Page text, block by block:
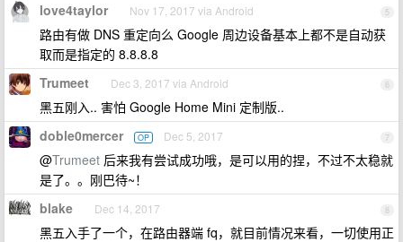
5
love4taylor Nov 17, 2017 via Android
路由有做 DNS 重定向么 Google 周边设备基本上都不是自动获
取而是指定的 8.8.8.8
6
Trumeet Dec 3, 2017 via Android
黑五刚入.. 害怕 Google Home Mini 定制版..
7
doble0mercer OP Dec 5, 2017
@Trumeet 后来我有尝试成功哦，是可以用的捏，不过不太稳就
是了。。刚巴待~！
8
blake Dec 14, 2017
黑五入手了一个，在路由器端 fq，就目前情况来看，一切使用正